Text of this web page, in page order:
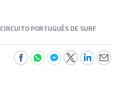
CIRCUITO PORTUGUÊS DE SURF